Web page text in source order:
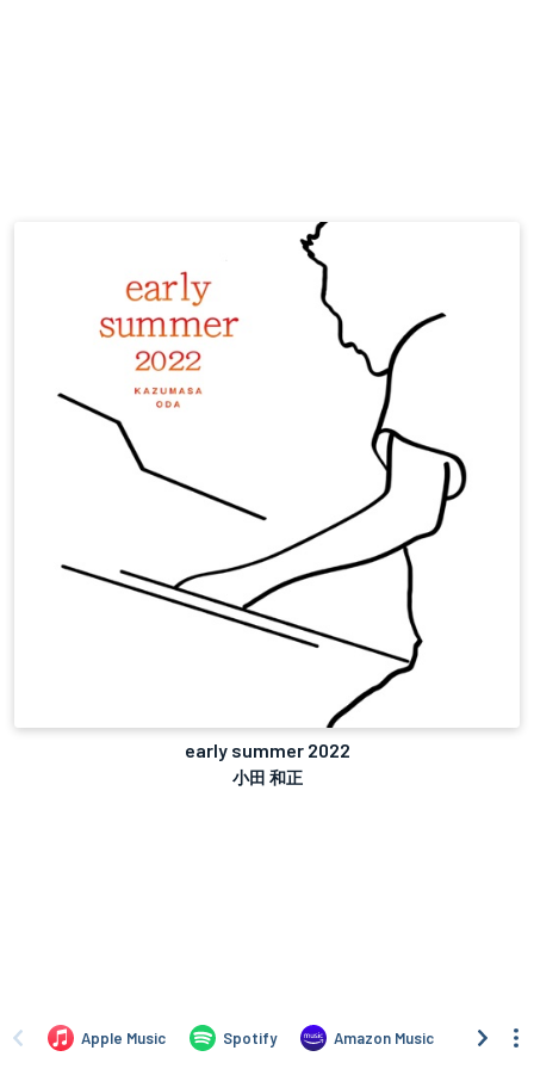
early summer 2022
小田 和正
Apple Music Spotify Amazon Music